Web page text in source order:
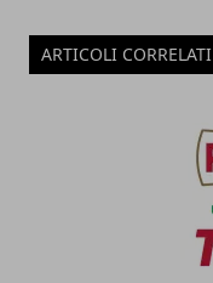
ARTICOLI CORRELATI